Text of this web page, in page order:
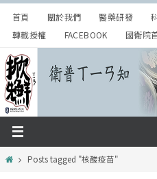
Skip
content
首頁 關於我們 醫藥研發
轉載授權
FACEBOOK 國衛院
HomePosts tagged "核酸疫苗"